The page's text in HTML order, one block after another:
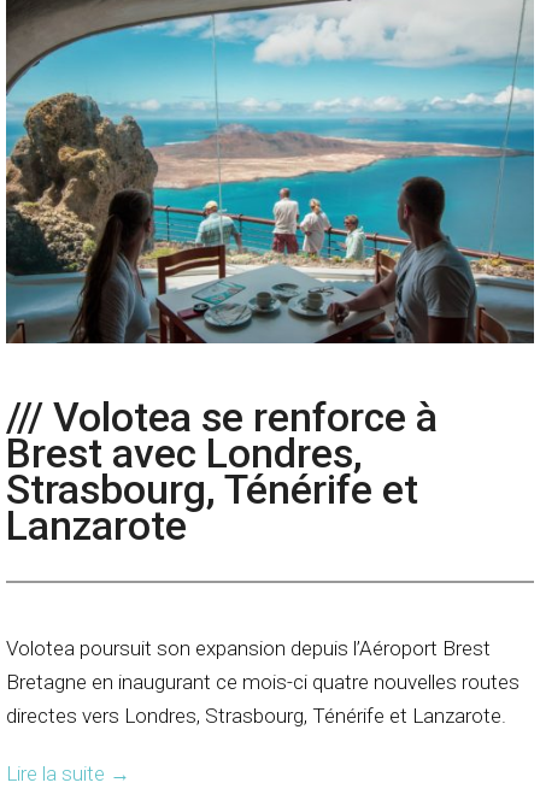
/// Volotea se renforce à
Brest avec Londres,
Strasbourg, Ténérife et
Lanzarote
Volotea poursuit son expansion depuis l’Aéroport Brest
Bretagne en inaugurant ce mois-ci quatre nouvelles routes
directes vers Londres, Strasbourg, Ténérife et Lanzarote.
Lire la suite →